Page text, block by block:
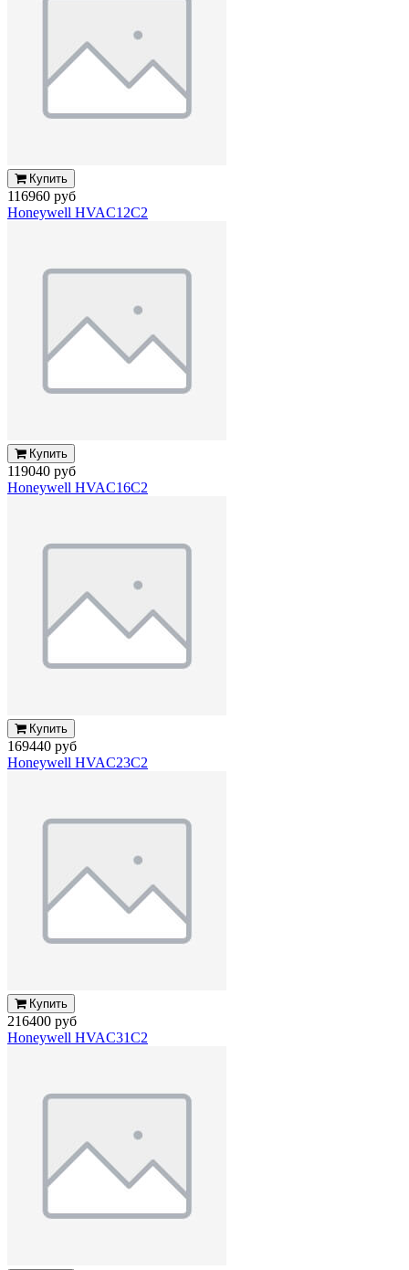
Купить
116960 руб
Honeywell HVAC12C2
Купить
119040 руб
Honeywell HVAC16C2
Купить
169440 руб
Honeywell HVAC23C2
Купить
216400 руб
Honeywell HVAC31C2